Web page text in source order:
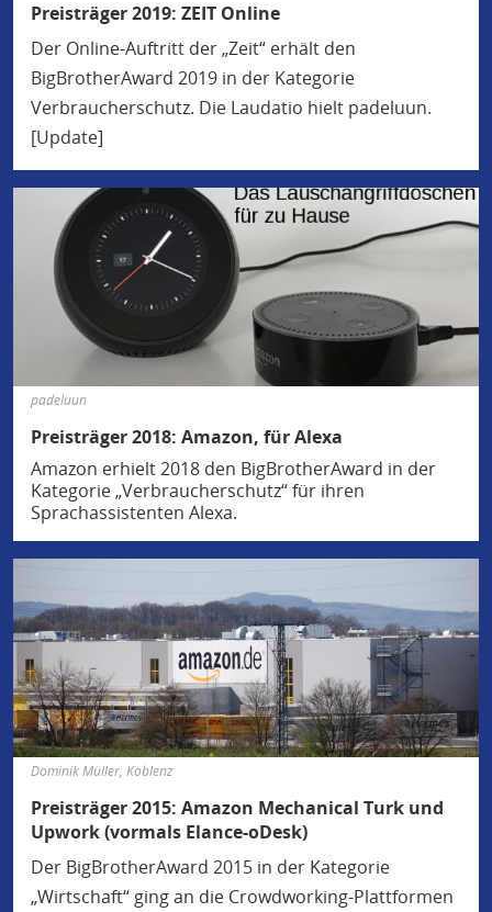
Preisträger 2019: ZEIT Online
Der Online-Auftritt der „Zeit“ erhält den
BigBrotherAward 2019 in der Kategorie
Verbraucherschutz. Die Laudatio hielt padeluun.
[Update]
Preisträger 2018: Amazon, für Alexa
padeluun
Amazon erhielt 2018 den BigBrotherAward in der
Kategorie „Verbraucherschutz“ für ihren
Sprachassistenten Alexa.
Preisträger 2015: Amazon Mechanical Turk und
Upwork (vormals Elance-oDesk)
Dominik Müller, Koblenz
Der BigBrotherAward 2015 in der Kategorie
„Wirtschaft“ ging an die Crowdworking-Plattformen